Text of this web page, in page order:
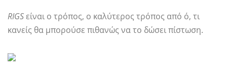
RIGSείναι ο τρόπος, ο καλύτερος τρόπος από ό, τι
κανείς θα μπορούσε πιθανώς να το δώσει πίστωση.